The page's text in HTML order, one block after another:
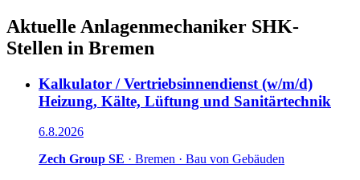
Aktuelle Anlagenmechaniker SHK-
Stellen in Bremen
Kalkulator / Vertriebsinnendienst (w/m/d)
Heizung, Kälte, Lüftung und Sanitärtechnik
6.8.2026
Zech Group SE · Bremen · Bau von Gebäuden